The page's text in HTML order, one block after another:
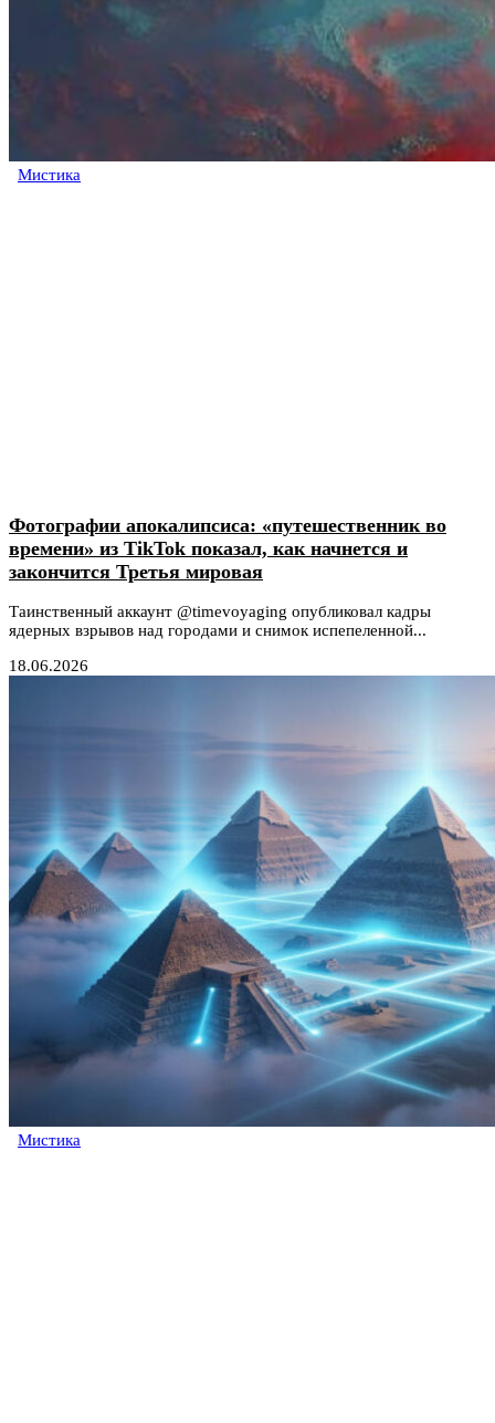
Мистика
Фотографии апокалипсиса: «путешественник во
времени» из TikTok показал, как начнется и
закончится Третья мировая
Таинственный аккаунт @timevoyaging опубликовал кадры
ядерных взрывов над городами и снимок испепеленной...
18.06.2026
Мистика